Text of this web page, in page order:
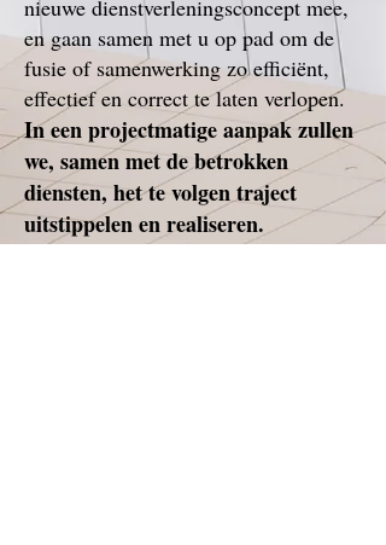
nieuwe dienstverleningsconcept mee,
en gaan samen met u op pad om de
fusie of samenwerking zo efficiënt,
effectief en correct te laten verlopen.
In een projectmatige aanpak zullen
we, samen met de betrokken
diensten, het te volgen traject
uitstippelen en realiseren.